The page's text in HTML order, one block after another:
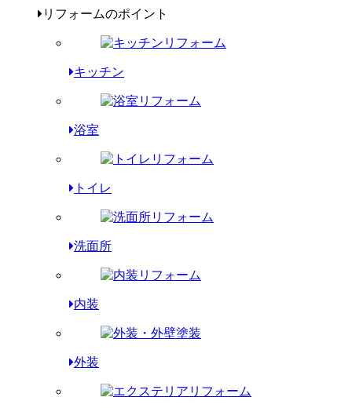
リフォームのポイント
キッチン
浴室
トイレ
洗面所
内装
外装